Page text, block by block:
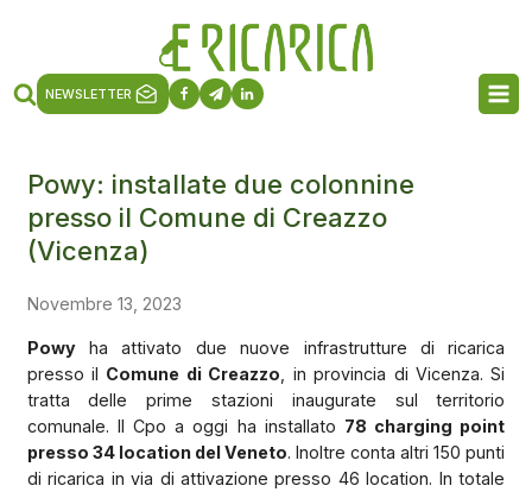
NEWSLETTER
Powy: installate due colonnine
presso il Comune di Creazzo
(Vicenza)
Novembre 13, 2023
Powyha attivato due nuove infrastrutture di ricarica
presso il Comune di Creazzo , in provincia di Vicenza. Si
tratta delle prime stazioni inaugurate sul territorio
comunale. Il Cpo a oggi ha installato 78 charging point
presso 34 location del Veneto. Inoltre conta altri 150 punti
di ricarica in via di attivazione presso 46 location. In totale